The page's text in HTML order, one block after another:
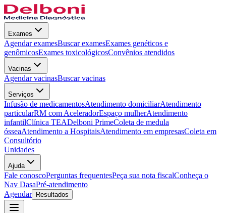
Exames
Agendar examesBuscar examesExames genéticos e
genômicosExames toxicológicosConvênios atendidos
Vacinas
Agendar vacinasBuscar vacinas
Serviços
Infusão de medicamentosAtendimento domiciliarAtendimento
particularRM com AceleradorEspaço mulherAtendimento
infantilClínica TEADelboni PrimeColeta de medula
ósseaAtendimento a HospitaisAtendimento em empresasColeta em
Consultório
Unidades
Ajuda
Fale conoscoPerguntas frequentesPeça sua nota fiscalConheça o
Nav DasaPré-atendimento
Agendar
Resultados